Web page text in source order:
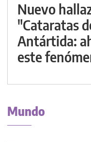
Nuevo
"Cataratas
Antártida:
este
Mundo